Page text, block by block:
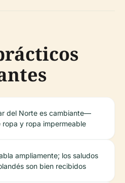
del Norte es cambiante—
ropa y ropa impermeable
ampliamente; los saludos
son bien recibidos